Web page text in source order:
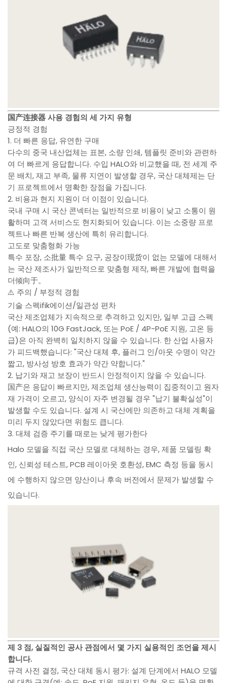
国产连接器 사용 경험의 세 가지 유형
긍정적 경험
1. 더 빠른 응답, 유연한 구매
다수의 중국 내산업체는 표본, 소량 인쇄, 템플릿 준비와 관련하
여 더 빠르게 응답합니다. 수입 HALO와 비교했을 때, 전 세계 주
문 배치, 재고 부족, 물류 지연이 발생할 경우, 국산 대체제는 단
기 프로젝트에서 명확한 장점을 가집니다.
2. 비용과 현지 지원이 더 이점이 있습니다.
국내 구매 시 국산 콘넥터는 일반적으로 비용이 낮고 소통이 원
활하며 고객 서비스도 현지화되어 있습니다. 이는 소중량 프로
젝트나 빠른 반복 생산에 특히 유리합니다.
고도로 맞춤형화 가능
특수 포장, 소批量 특수 요구, 공장이现货이 없는 모델에 대해서
는 국산 제조사가 일반적으로 맞춤형 제작, 빠른 개발에 협력을
더倾向于。
⚠️ 주의 / 부정적 경험
기술 스펙ifik에이션/일관성 편차
국산 제조업체가 지속적으로 추격하고 있지만, 일부 고급 스펙
(예: HALO의 10G FastJack, 또는 PoE / 4P-PoE 지원, 고온 등
급)은 아직 완벽히 일치하지 않을 수 있습니다. 한 산업 사용자
가 피드백했습니다: "국산 대체 후, 플러그 인/아웃 수명이 약간
짧고, 방사성 방호 효과가 약간 약합니다."
2. 납기와 재고 보장이 반드시 안정적이지 않을 수 있습니다.
国产은 응답이 빠르지만, 제조업체 생산능력이 집중적이고 원자
재 가격이 오르고, 양식이 자주 변경될 경우 "납기 불확실성"이
발생할 수도 있습니다. 설계 시 국산에만 의존하고 대체 계획을
미리 두지 않았다면 위험도 큽니다.
3. 대체 검증 주기를 때로는 낮게 평가한다
Halo 모델을 직접 국산 모델로 대체하는 경우, 제품 모델링 확
인, 신뢰성 테스트, PCB 레이아웃 호환성, EMC 측정 등을 동시
에 수행하지 않으면 양산이나 후속 버전에서 문제가 발생할 수
있습니다.
제 3 점, 실질적인 공사 관점에서 몇 가지 실용적인 조언을 제시
합니다.
규격 사전 결정, 국산 대체 동시 평가: 설계 단계에서 HALO 모델